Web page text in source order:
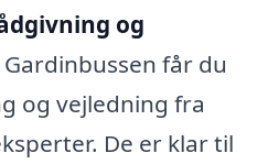
og
får du
og vejledning fra
De er klar til